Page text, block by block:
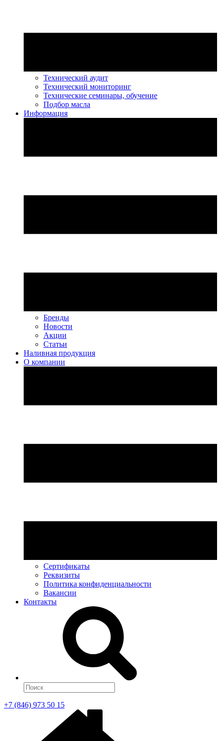
Технический аудит
Технический мониторинг
Технические семинары, обучение
Подбор масла
Информация
Бренды
Новости
Акции
Статьи
Наливная продукция
О компании
Сертификаты
Реквизиты
Политика конфиденциальности
Вакансии
Контакты
+7 (846) 973 50 15